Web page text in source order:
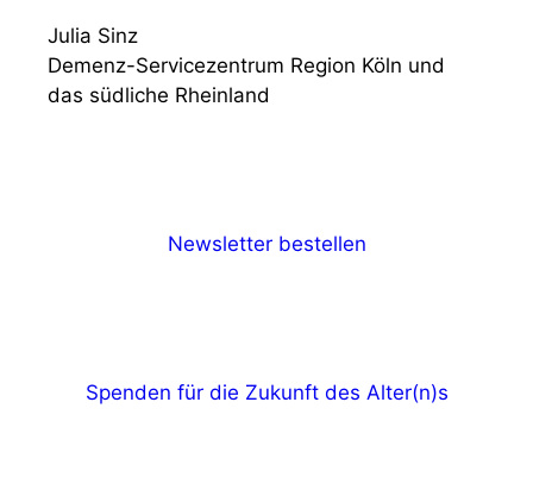
Julia Sinz
Demenz-Servicezentrum Region Köln und
das südliche Rheinland
Newsletter bestellen
Spenden für die Zukunft des Alter(n)s